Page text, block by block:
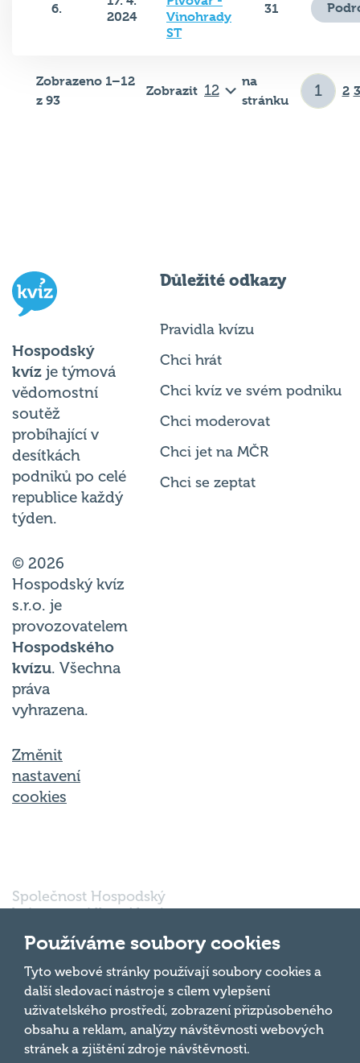
6.
2024
Vinohrady
ST
31
Zobrazeno 1–12
z 93
Zobrazit
na
stránku
2 3
Hospodský
kvíz je týmová
vědomostní
soutěž
probíhající v
desítkách
podniků po celé
republice každý
týden.
© 2026
Hospodský kvíz
s.r.o. je
provozovatelem
Hospodského
kvízu. Všechna
práva
vyhrazena.
Změnit
nastavení
cookies
Důležité odkazy
Pravidla kvízu
Chci hrát
Chci kvíz ve svém podniku
Chci moderovat
Chci jet na MČR
Chci se zeptat
Společnost Hospodský
kvíz s.r.o., sídlem Nové
602 00 Brno, IČ:
03980138, DIČ:
CZ03980138 je vedena
pod spisovou značkou
a oddílem 90428 C u
Krajského soudu v
Brně.
Nahoru
Používáme soubory cookies
Tyto webové stránky používají soubory cookies a
další sledovací nástroje s cílem vylepšení
uživatelského prostředí, zobrazení přizpůsobeného
obsahu a reklam, analýzy návštěvnosti webových
stránek a zjištění zdroje návštěvnosti.